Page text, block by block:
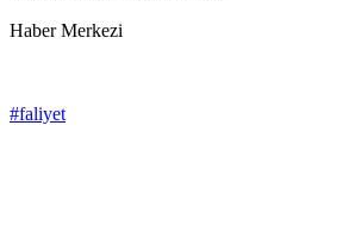
Haber Merkezi
#faliyet